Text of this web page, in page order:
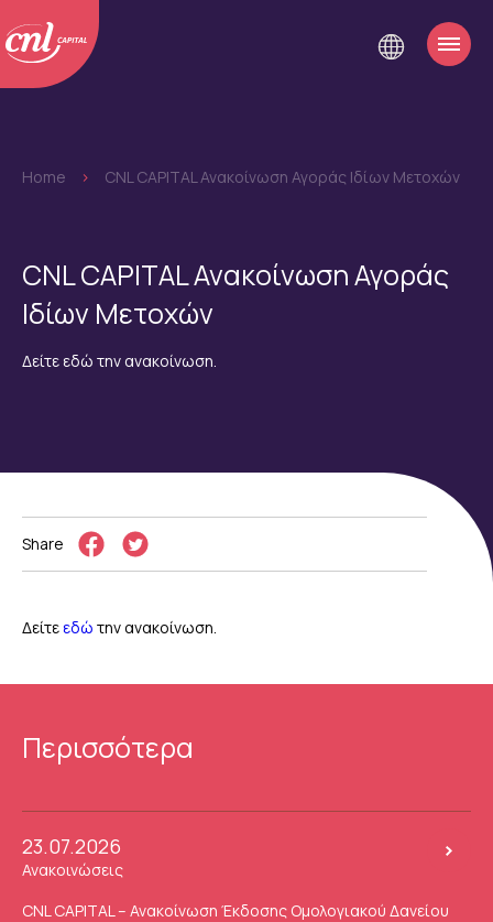
Home > CNL CAPITAL Ανακοίνωση Αγοράς Ιδίων Μετοχών
CNL CAPITAL Ανακοίνωση Αγοράς
Ιδίων Μετοχών
Δείτε εδώ την ανακοίνωση.
Share
Δείτεεδώ την ανακοίνωση.
Περισσότερα
23.07.2026
Ανακοινώσεις
CNL CAPITAL – Ανακοίνωση Έκδοσης Ομολογιακού Δανείου